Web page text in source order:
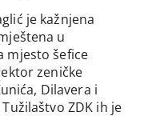
je kažnjena
u
mjesto šefice
zeničke
Dilavera i
ZDK ih je